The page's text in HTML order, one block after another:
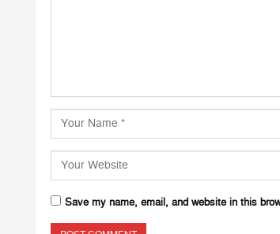
Save my name, email, and website in this